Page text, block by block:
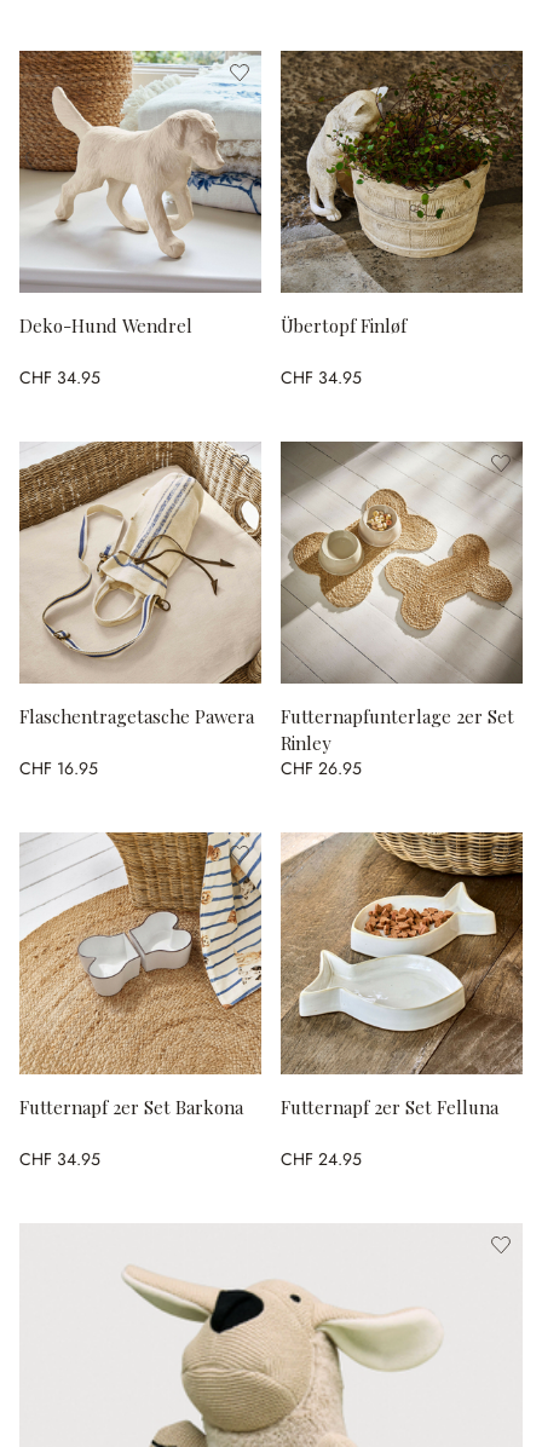
Deko-Hund Wendrel
CHF 34.95
Übertopf Finløf
CHF 34.95
Flaschentragetasche Pawera
CHF 16.95
Futternapfunterlage 2er Set
Rinley
CHF 26.95
Futternapf 2er Set Barkona
CHF 34.95
Futternapf 2er Set Felluna
CHF 24.95